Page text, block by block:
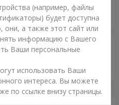
працівники Професіонали
доставки Flowers.ua
та сервіс
(например, файлы
будет доступна
а также этот сайт или
информацию с Вашего
Ваши персональные
использовать Ваши
интереса. Вы можете
по ссылке внизу страницы.